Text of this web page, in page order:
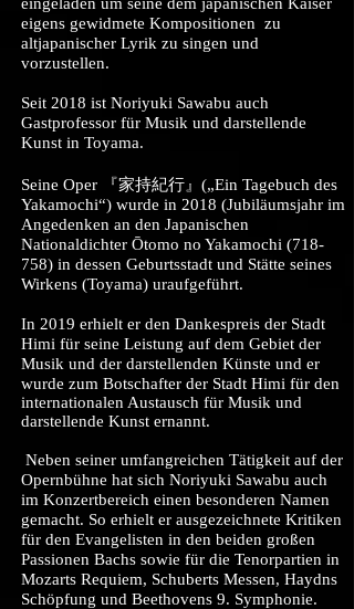
eigens gewidmete Kompositionen zu
altjapanischer Lyrik zu singen und
vorzustellen.
Seit 2018 ist Noriyuki Sawabu auch
Gastprofessor für Musik und darstellende
Kunst in Toyama.
Seine Oper 『家持紀行』(„Ein Tagebuch des
Yakamochi“) wurde in 2018 (Jubiläumsjahr im
Angedenken an den Japanischen
Nationaldichter Ōtomo no Yakamochi (718-
758) in dessen Geburtsstadt und Stätte seines
Wirkens (Toyama) uraufgeführt.
In 2019 erhielt er den Dankespreis der Stadt
Himi für seine Leistung auf dem Gebiet der
Musik und der darstellenden Künste und er
wurde zum Botschafter der Stadt Himi für den
internationalen Austausch für Musik und
darstellende Kunst ernannt.
Neben seiner umfangreichen Tätigkeit auf der
Opernbühne hat sich Noriyuki Sawabu auch
im Konzertbereich einen besonderen Namen
gemacht. So erhielt er ausgezeichnete Kritiken
für den Evangelisten in den beiden großen
Passionen Bachs sowie für die Tenorpartien in
Mozarts Requiem, Schuberts Messen, Haydns
Schöpfung und Beethovens 9. Symphonie.